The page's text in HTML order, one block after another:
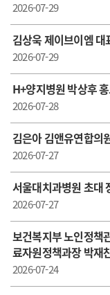
2026-07-29
김상욱 제이브이엠 대
2026-07-29
H+ 양지병원 박상후
2026-07-28
김은아 김앤유연합의
2026-07-27
서울대치과병원 초대
2026-07-27
보건복지부 노인정책
료자원정책과장 박재
2026-07-24